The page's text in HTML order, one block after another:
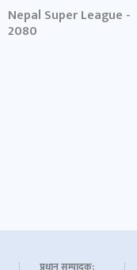
Nepal Super League -
2080
प्रधान सम्पादक: